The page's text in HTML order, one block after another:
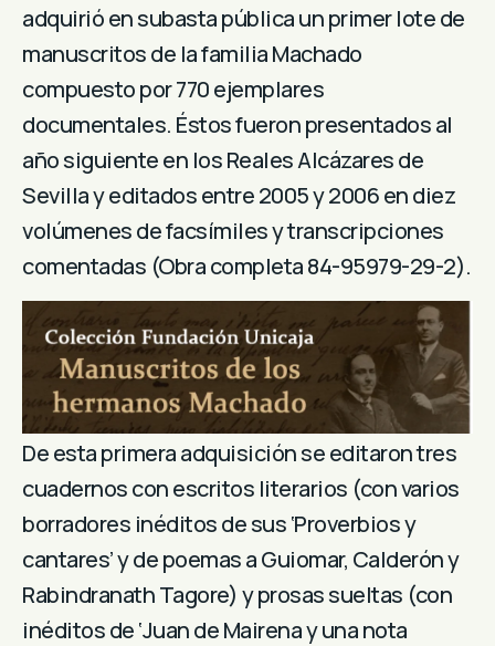
adquirió en subasta pública un primer lote de
manuscritos de la familia Machado
compuesto por 770 ejemplares
documentales. Éstos fueron presentados al
año siguiente en los Reales Alcázares de
Sevilla y editados entre 2005 y 2006 en diez
volúmenes de facsímiles y transcripciones
comentadas (Obra completa 84-95979-29-2).
De esta primera adquisición se editaron tres
cuadernos con escritos literarios (con varios
borradores inéditos de sus ‘Proverbios y
cantares’ y de poemas a Guiomar, Calderón y
Rabindranath Tagore) y prosas sueltas (con
inéditos de ‘Juan de Mairena y una nota